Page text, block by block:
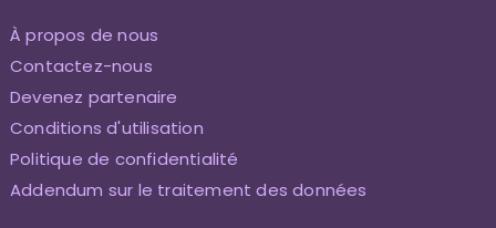
À propos de nous
Contactez-nous
Devenez partenaire
Conditions d'utilisation
Politique de confidentialité
Addendum sur le traitement des données